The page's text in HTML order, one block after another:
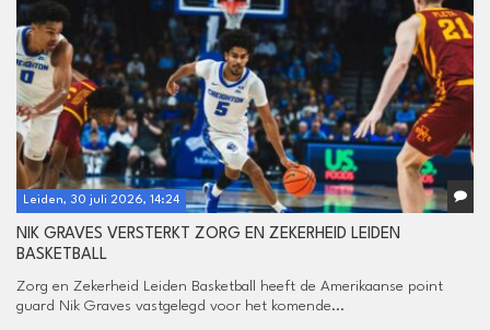
Leiden, 30 juli 2026, 14:24
NIK GRAVES VERSTERKT ZORG EN ZEKERHEID LEIDEN
BASKETBALL
Zorg en Zekerheid Leiden Basketball heeft de Amerikaanse point
guard Nik Graves vastgelegd voor het komende...